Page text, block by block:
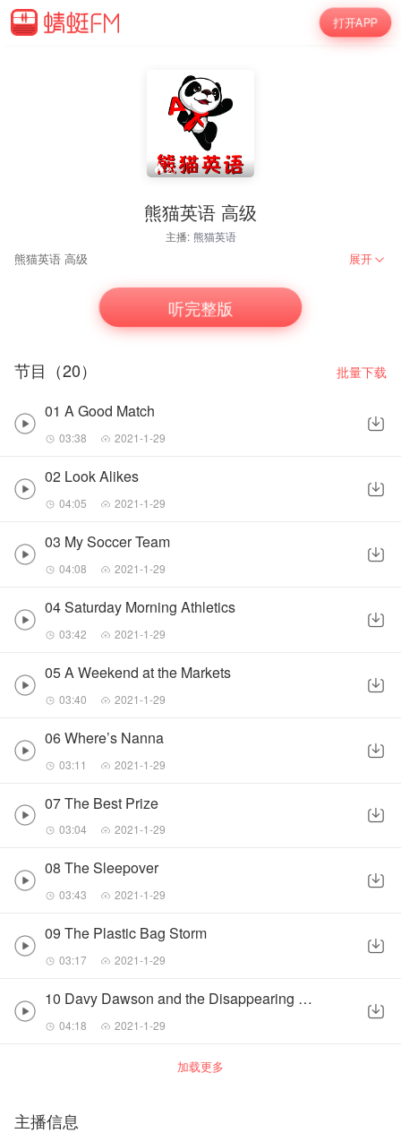
打开APP
21
熊猫英语 高级
主播: 熊猫英语
熊猫英语 高级 展开
听完整版
节目（20） 批量下载
01 A Good Match
03:38 2021-1-29
02 Look Alikes
04:05 2021-1-29
03 My Soccer Team
04:08 2021-1-29
04 Saturday Morning Athletics
03:42 2021-1-29
05 A Weekend at the Markets
03:40 2021-1-29
06 Where’s Nanna
03:11 2021-1-29
07 The Best Prize
03:04 2021-1-29
08 The Sleepover
03:43 2021-1-29
09 The Plastic Bag Storm
03:17 2021-1-29
10 Davy Dawson and the Disappearing Fish
04:18 2021-1-29
加载更多
主播信息